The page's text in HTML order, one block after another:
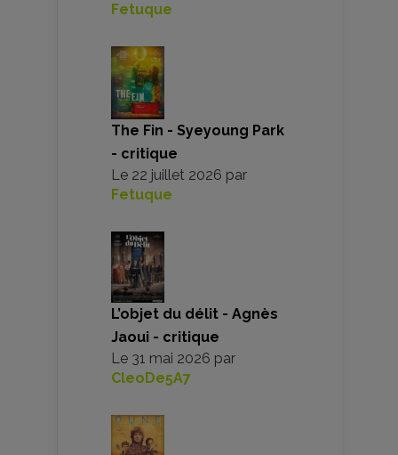
Fetuque
The Fin - Syeyoung Park
- critique
Le 22 juillet 2026 par
Fetuque
L’objet du délit - Agnès
Jaoui - critique
Le 31 mai 2026 par
CleoDe5A7